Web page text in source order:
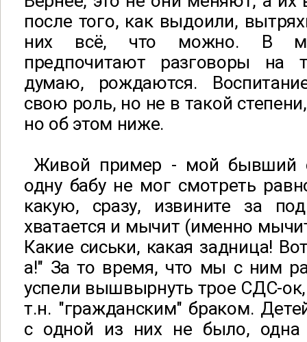
после того, как выдоили,
них всё, что можно. В
предпочитают разговоры на
думаю, рождаются.
свою роль, но не в такой
но об этом ниже.
Живой пример - мой бывший
одну бабу не мог смотреть
какую, сразу, извините за
хватается и мычит (именно
Какие сиськи, какая задница!
а!" За то время, что мы с ним
успели вышвырнуть трое СДС-
т.н. "гражданским" браком.
с одной из них не было,